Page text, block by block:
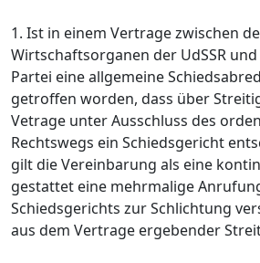
1. Ist in einem Vertrage zwischen
Wirtschaftsorganen der UdSSR
Partei eine allgemeine
getroffen worden, dass über
Vetrage unter Ausschluss des
Rechtswegs ein Schiedsgericht
gilt die Vereinbarung als eine
gestattet eine mehrmalige
Schiedsgerichts zur Schlichtung
aus dem Vertrage ergebender